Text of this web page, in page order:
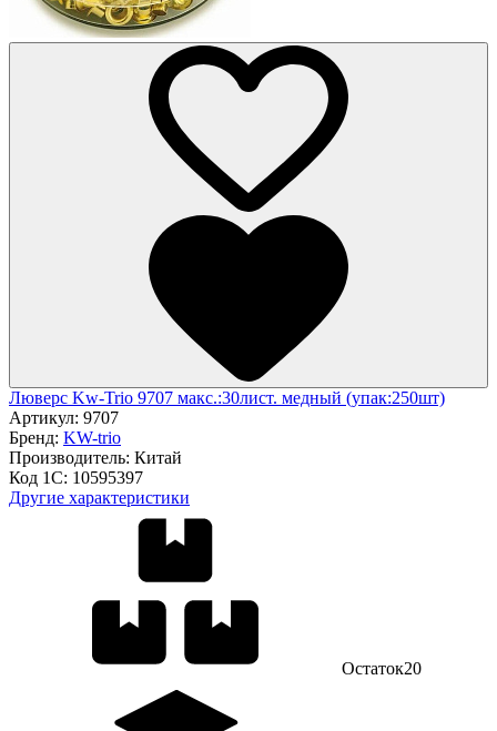
Люверс Kw-Trio 9707 макс.:30лист. медный (упак:250шт)
Артикул: 9707
Бренд: KW-trio
Производитель: Китай
Код 1С: 10595397
Другие характеристики
Остаток20